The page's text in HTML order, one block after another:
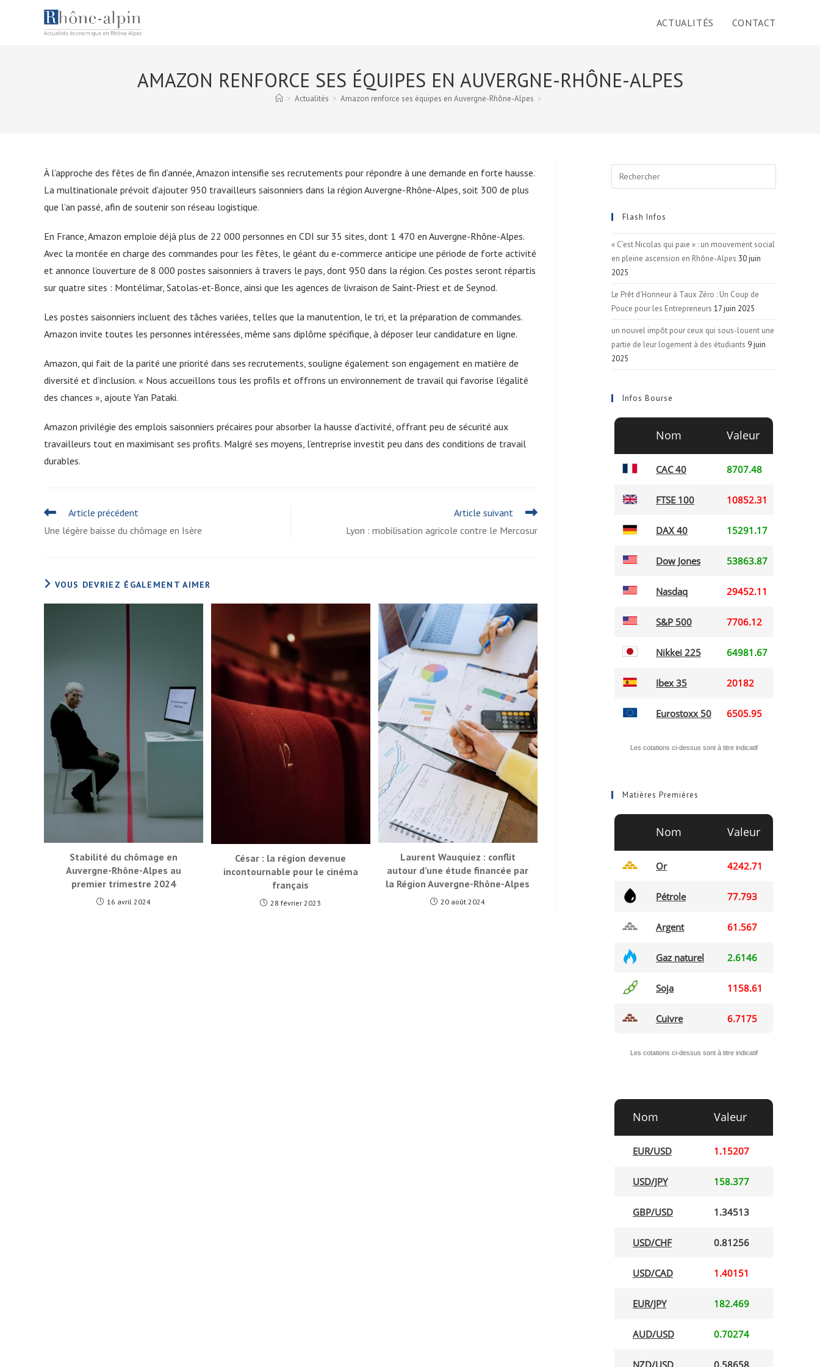
ACTUALITÉS CONTACT
AMAZON RENFORCE SES ÉQUIPES EN AUVERGNE-RHÔNE-ALPES
> Actualités > Amazon renforce ses équipes en Auvergne-Rhône-Alpes >
À l’approche des fêtes de fin d’année, Amazon intensifie ses recrutements pour répondre à une demande en forte hausse.
La multinationale prévoit d’ajouter 950 travailleurs saisonniers dans la région Auvergne-Rhône-Alpes, soit 300 de plus
que l’an passé, afin de soutenir son réseau logistique.
En France, Amazon emploie déjà plus de 22 000 personnes en CDI sur 35 sites, dont 1 470 en Auvergne-Rhône-Alpes.
Avec la montée en charge des commandes pour les fêtes, le géant du e-commerce anticipe une période de forte activité
et annonce l’ouverture de 8 000 postes saisonniers à travers le pays, dont 950 dans la région. Ces postes seront répartis
sur quatre sites : Montélimar, Satolas-et-Bonce, ainsi que les agences de livraison de Saint-Priest et de Seynod.
Les postes saisonniers incluent des tâches variées, telles que la manutention, le tri, et la préparation de commandes.
Amazon invite toutes les personnes intéressées, même sans diplôme spécifique, à déposer leur candidature en ligne.
Amazon, qui fait de la parité une priorité dans ses recrutements, souligne également son engagement en matière de
diversité et d’inclusion. « Nous accueillons tous les profils et offrons un environnement de travail qui favorise l’égalité
des chances », ajoute Yan Pataki.
Amazon privilégie des emplois saisonniers précaires pour absorber la hausse d’activité, offrant peu de sécurité aux
travailleurs tout en maximisant ses profits. Malgré ses moyens, l’entreprise investit peu dans des conditions de travail
durables.
READ
ARTICLES
Article précédent
Une légère baisse du chômage en Isère
Article suivant
Lyon : mobilisation agricole contre le Mercosur
VOUS DEVRIEZ ÉGALEMENT AIMER
Stabilité du chômage en
Auvergne-Rhône-Alpes au
premier trimestre 2024
16 avril 2024
César : la région devenue
incontournable pour le cinéma
français
28 février 2023
Laurent Wauquiez : conflit
autour d’une étude financée par
la Région Auvergne-Rhône-Alpes
20 août 2024
Flash Infos
« C’est Nicolas qui paie » : un mouvement social
en pleine ascension en Rhône-Alpes 30 juin
2025
Le Prêt d’Honneur à Taux Zéro : Un Coup de
Pouce pour les Entrepreneurs 17 juin 2025
un nouvel impôt pour ceux qui sous-louent une
partie de leur logement à des étudiants 9 juin
2025
Infos Bourse
Matières Premières